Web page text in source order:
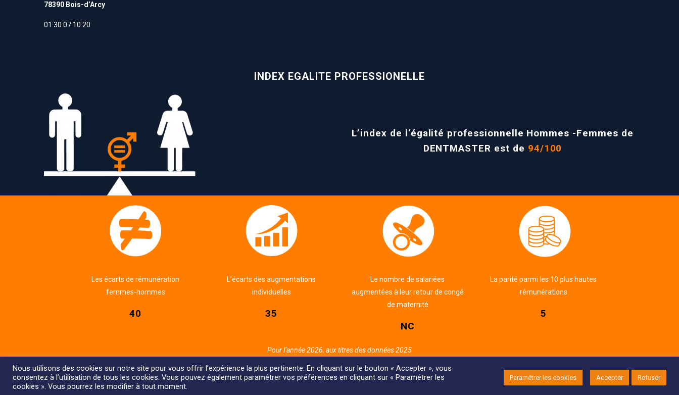
78390 Bois-d’Arcy
01 30 07 10 20
INDEX EGALITE PROFESSIONELLE
L’index de l‘égalité professionnelle Hommes -Femmes de
DENTMASTER est de 94/100
Les écarts de rémunération
femmes-hommes
40
L’écarts des augmentations
individuelles
35
Le nombre de salariées
augmentées à leur retour de congé
de maternité
NC
La parité parmi les 10 plus hautes
rémunérations
5
Pour l’année 2026, aux titres des données 2025
Réalisation :EcloLINK|Mentions légales|CGV
Nous utilisons des cookies sur notre site pour vous offrir l’expérience la plus pertinente. En cliquant sur le bouton « Accepter », vous
consentez à l’utilisation de tous les cookies. Vous pouvez également paramétrer vos préférences en cliquant sur « Paramétrer les
cookies ». Vous pourrez les modifier à tout moment.
Paramétrer les cookies Accepter Refuser